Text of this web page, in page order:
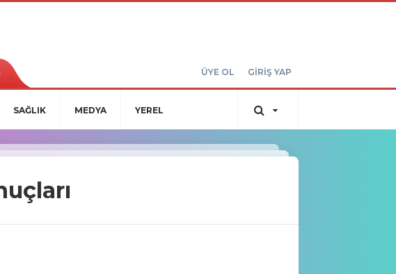
ÜYE OL GİRİŞ YAP
SAĞLIK MEDYA YEREL